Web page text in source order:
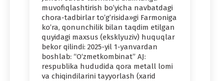
muvofiqlashtirish bo’yicha navbatdagi
chora-tadbirlar to’g’risida»gi Farmoniga
ko’ra, qonunchilik bilan taqdim etilgan
quyidagi maxsus (eksklyuziv) huquqlar
bekor qilindi: 2025-yil 1-yanvardan
boshlab: “O‘zmetkombinat” AJ:
respublika hududida qora metall lomi
va chiqindilarini tayyorlash (xarid